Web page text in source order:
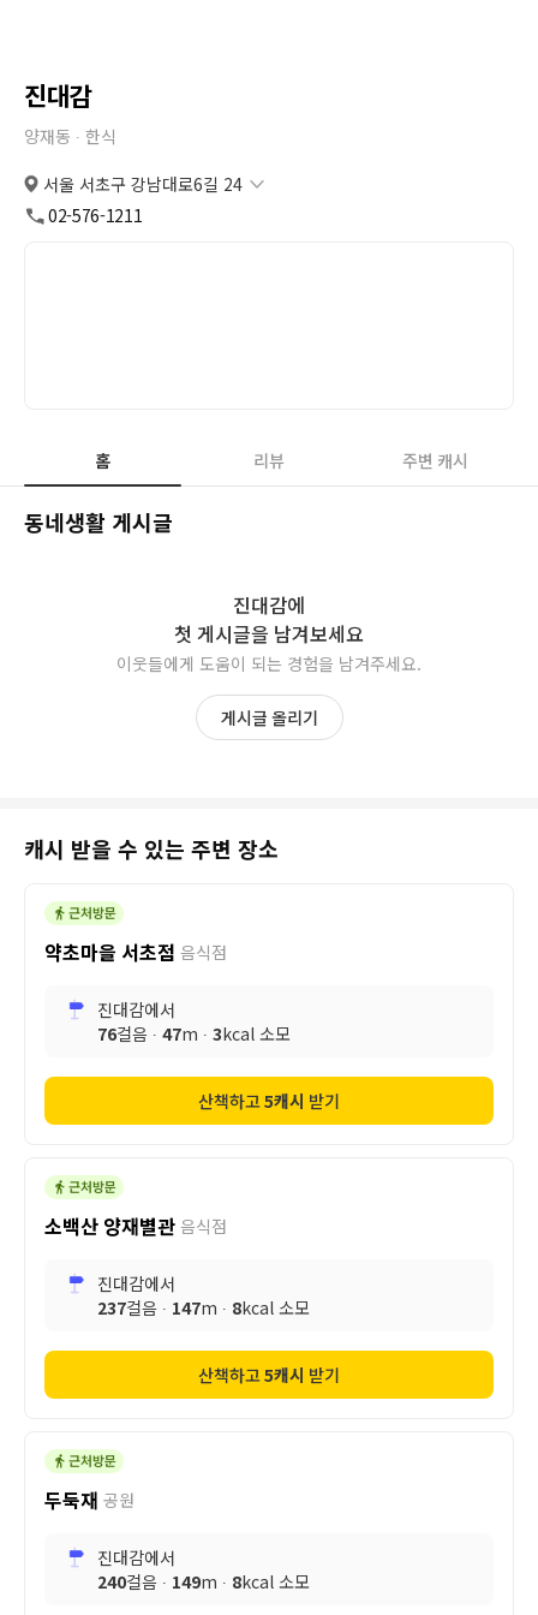
진대감
양재동 ∙ 한식
서울 서초구 강남대로6길 24
도로명 서울 서초구 강남대로6길 24
02-576-1211
홈 리뷰 주변 캐시
동네생활 게시글
진대감에
첫 게시글을 남겨보세요
이웃들에게 도움이 되는 경험을 남겨주세요.
게시글 올리기
캐시 받을 수 있는 주변 장소
약초마을 서초점 음식점
진대감에서
76걸음 ∙ 47m ∙ 3kcal 소모
산책하고5캐시 받기
소백산 양재별관 음식점
진대감에서
237걸음 ∙ 147m ∙ 8kcal 소모
산책하고5캐시 받기
두둑재 공원
진대감에서
240걸음 ∙ 149m ∙ 8kcal 소모